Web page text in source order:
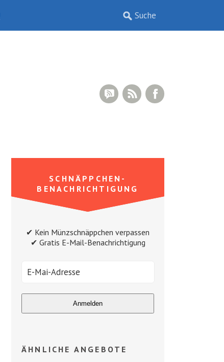
RSS Feed
RSS Comments
SCHNÄPPCHEN-
BENACHRICHTIGUNG
✔ Kein Münzschnäppchen verpassen
✔ Gratis E-Mail-Benachrichtigung
ÄHNLICHE ANGEBOTE